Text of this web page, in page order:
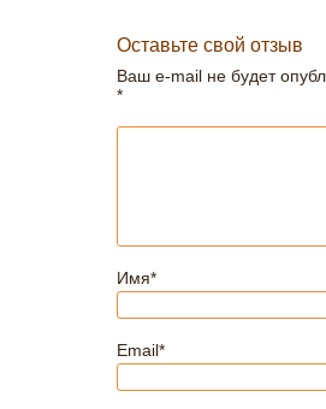
Оставьте свой отзыв
Ваш e-mail не будет
*
Имя*
Email*